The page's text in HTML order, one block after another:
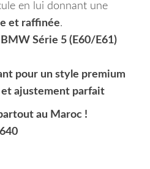
en lui donnant une
et raffinée.
Série 5 (E60/E61)
pour un style premium
et ajustement parfait
au Maroc !